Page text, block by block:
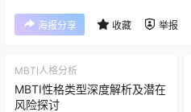
海报分享 收藏 举报
MBTI人格分析
MBTI性格类型深度解析及潜在
风险探讨